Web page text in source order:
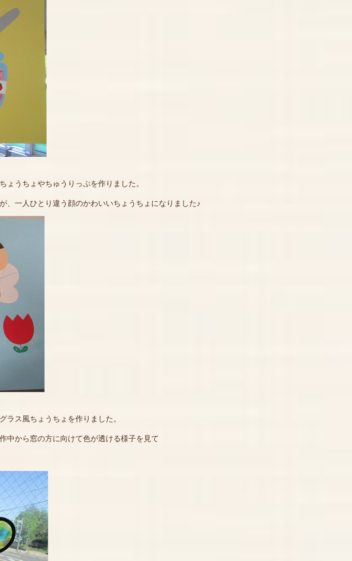
うちょやちゅうりっぷを作りました。
、一人ひとり違う顔のかわいいちょうちょになりました♪
ス風ちょうちょを作りました。
中から窓の方に向けて色が透ける様子を見て